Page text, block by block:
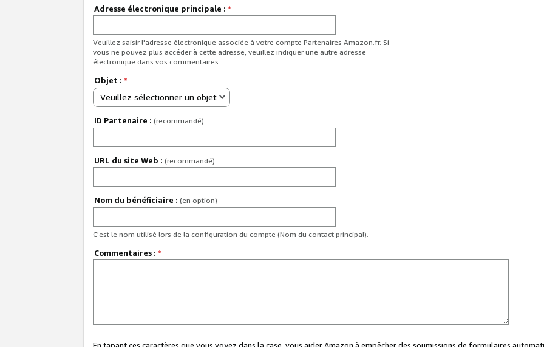
Adresse électronique principale : *
Veuillez saisir l'adresse électronique associée à votre compte Partenaires Amazon.fr. Si
vous ne pouvez plus accéder à cette adresse, veuillez indiquer une autre adresse
électronique dans vos commentaires.
Objet : *
Veuillez sélectionner un objet
ID Partenaire : (recommandé)
URL du site Web : (recommandé)
Nom du bénéficiaire : (en option)
C'est le nom utilisé lors de la configuration du compte (Nom du contact principal).
Commentaires : *